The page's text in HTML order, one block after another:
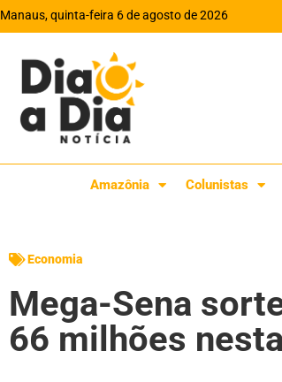
Manaus, quinta-feira 6 de agosto de 2026
Amazônia Colunistas
Economia
Mega-Sena
66 milhões